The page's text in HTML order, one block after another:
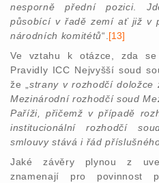
nesporně přední pozici.
působící v řadě zemí ať již v
národních komitétů“. [13]
Ve vztahu k otázce, zda
Pravidly ICC Nejvyšší soud
že „ strany v rozhodčí doložce
Mezinárodní rozhodčí soud
Paříži, přičemž v případě
institucionální rozhodčí
smlouvy stává i řád
Jaké závěry plynou z
znamenají pro povinnost